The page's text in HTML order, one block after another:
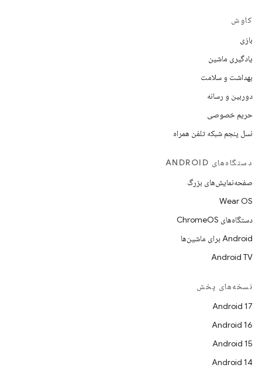
کاوش
بازی
یادگیری ماشین
بهداشت و سلامت
دوربین و رسانه
حریم خصوصی
نسل پنجم شبکه تلفن همراه
دستگاه‌های ANDROID
صفحه‌نمایش‌های بزرگ
Wear OS
دستگاه‌های ChromeOS
Android برای ماشین‌ها
Android TV
نسخه‌های پخش
Android 17
Android 16
Android 15
Android 14